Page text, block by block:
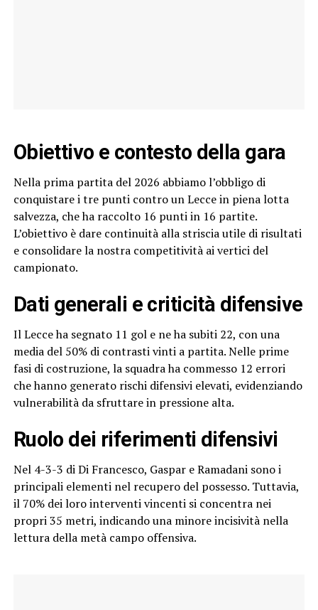
Obiettivo e contesto della gara
Nella prima partita del 2026 abbiamo l’obbligo di
conquistare i tre punti contro un Lecce in piena lotta
salvezza, che ha raccolto 16 punti in 16 partite.
L’obiettivo è dare continuità alla striscia utile di risultati
e consolidare la nostra competitività ai vertici del
campionato.
Dati generali e criticità difensive
Il Lecce ha segnato 11 gol e ne ha subiti 22, con una
media del 50% di contrasti vinti a partita. Nelle prime
fasi di costruzione, la squadra ha commesso 12 errori
che hanno generato rischi difensivi elevati, evidenziando
vulnerabilità da sfruttare in pressione alta.
Ruolo dei riferimenti difensivi
Nel 4-3-3 di Di Francesco, Gaspar e Ramadani sono i
principali elementi nel recupero del possesso. Tuttavia,
il 70% dei loro interventi vincenti si concentra nei
propri 35 metri, indicando una minore incisività nella
lettura della metà campo offensiva.